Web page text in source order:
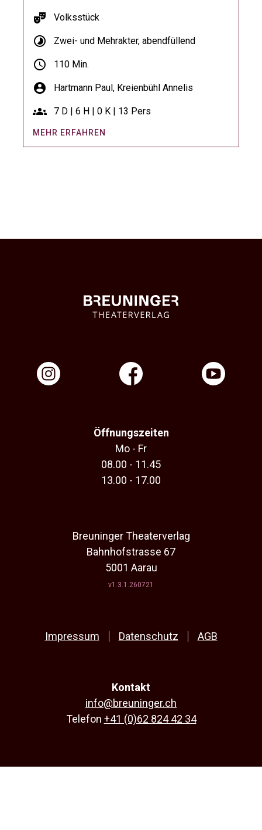
theater_comedy Volksstück
timelapse Zwei- und Mehrakter, abendfüllend
schedule 110 Min.
account_circle Hartmann Paul,Kreienbühl Annelis
groups 7 D | 6 H | 0 K | 13 Pers
MEHR ERFAHREN
Öffnungszeiten
Mo - Fr
08.00 - 11.45
13.00 - 17.00
Breuninger Theaterverlag
Bahnhofstrasse 67
5001 Aarau
v1.3.1.260721
Impressum Datenschutz AGB
Kontakt
info@breuninger.ch
Telefon +41 (0)62 824 42 34